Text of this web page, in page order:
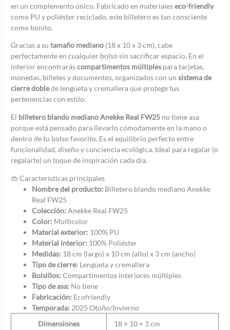
en un complemento único. Fabricado en materialeseco-friendly
como PU y poliéster reciclado, este billetero es tan consciente
como bonito.
Gracias a sutamaño mediano (18 x 10 x 3 cm), cabe
perfectamente en cualquier bolso sin sacrificar espacio. En el
interior encontraráscompartimentos múltiples para tarjetas,
monedas, billetes y documentos, organizados con unsistema de
cierre doblede lengüeta y cremallera que protege tus
pertenencias con estilo.
El billetero blando mediano Anekke Real FW25 no tiene asa
porque está pensado para llevarlo cómodamente en la mano o
dentro de tu bolso favorito. Es el equilibrio perfecto entre
funcionalidad, diseño y conciencia ecológica. Ideal para regalar (o
regalarte) un toque de inspiración cada día.
👜 Características principales
Nombre del producto: Billetero blando mediano Anekke
Real FW25
Colección: Anekke Real FW25
Color: Multicolor
Material exterior: 100% PU
Material interior: 100% Poliéster
Medidas: 18 cm (largo) x 10 cm (alto) x 3 cm (ancho)
Tipo de cierre: Lengüeta y cremallera
Bolsillos: Compartimentos interiores múltiples
Tipo de asa: No tiene
Fabricación: Ecofriendly
Temporada: 2025 Otoño/Invierno
Dimensiones
18 × 10 × 3 cm